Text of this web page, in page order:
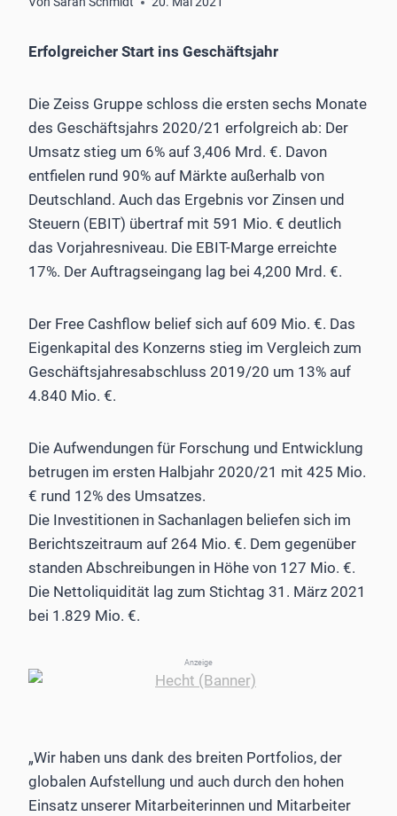
Erfolgreicher Start ins Geschäftsjahr
Die Zeiss Gruppe schloss die ersten sechs Monate
des Geschäftsjahrs 2020/21 erfolgreich ab: Der
Umsatz stieg um 6% auf 3,406 Mrd. €. Davon
entfielen rund 90% auf Märkte außerhalb von
Deutschland. Auch das Ergebnis vor Zinsen und
Steuern (EBIT) übertraf mit 591 Mio. € deutlich
das Vorjahresniveau. Die EBIT-Marge erreichte
17%. Der Auftragseingang lag bei 4,200 Mrd. €.
Der Free Cashflow belief sich auf 609 Mio. €. Das
Eigenkapital des Konzerns stieg im Vergleich zum
Geschäftsjahresabschluss 2019/20 um 13% auf
4.840 Mio. €.
Die Aufwendungen für Forschung und Entwicklung
betrugen im ersten Halbjahr 2020/21 mit 425 Mio.
€ rund 12% des Umsatzes.
Die Investitionen in Sachanlagen beliefen sich im
Berichtszeitraum auf 264 Mio. €. Dem gegenüber
standen Abschreibungen in Höhe von 127 Mio. €.
Die Nettoliquidität lag zum Stichtag 31. März 2021
bei 1.829 Mio. €.
Anzeige
„Wir haben uns dank des breiten Portfolios, der
globalen Aufstellung und auch durch den hohen
Einsatz unserer Mitarbeiterinnen und Mitarbeiter